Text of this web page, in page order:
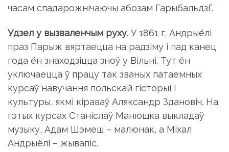
часам спадарожнічаючы абозам Гарыбальдзі”.
Удзел у вызваленчым руху. У 1861 г. Андрыёлі
праз Парыж вяртаецца на радзіму і пад канец
года ён знаходзіцца зноў у Вільні. Тут ён
уключаецца ў працу так званых патаемных
курсаў навучання польскай гісторыі і
культуры, якмі кіраваў Аляксандр Здановіч. На
гэтых курсах Станіслаў Манюшка выкладаў
музыку, Адам Шэмеш – малюнак, а Міхал
Андрыёлі – жывапіс.